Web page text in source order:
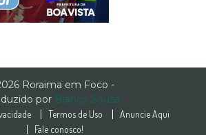
Roraima em Foco -
por Branco Sousa
Termos de Uso
Anuncie Aqui
Fale conosco!